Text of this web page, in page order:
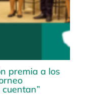
premia a los